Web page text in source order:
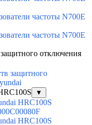
частоты N700E
частоты N700E
отключения
защитного
▼
HRC100S
HRC100S